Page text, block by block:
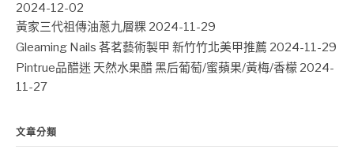
2024-12-02
黃家三代祖傳油蔥九層粿 2024-11-29
Gleaming Nails 茖茗藝術製甲 新竹竹北美甲推薦 2024-11-29
Pintrue品醋迷 天然水果醋 黑后葡萄/蜜蘋果/黃梅/香檬 2024-
11-27
文章分類